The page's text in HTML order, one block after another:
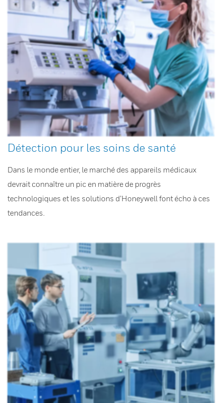
Détection pour les soins de santé
Dans le monde entier, le marché des appareils médicaux
devrait connaître un pic en matière de progrès
technologiques et les solutions d’Honeywell font écho à ces
tendances.